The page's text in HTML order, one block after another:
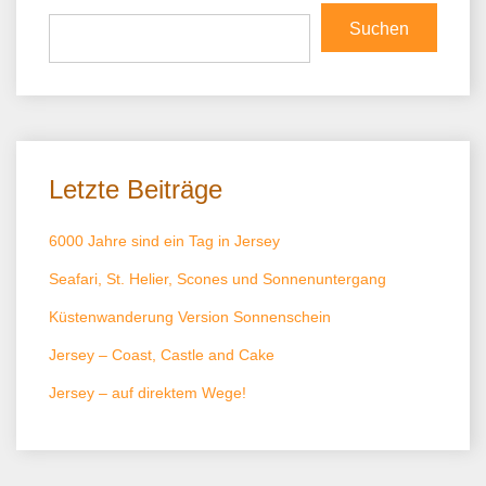
Suchen
Letzte Beiträge
6000 Jahre sind ein Tag in Jersey
Seafari, St. Helier, Scones und Sonnenuntergang
Küstenwanderung Version Sonnenschein
Jersey – Coast, Castle and Cake
Jersey – auf direktem Wege!